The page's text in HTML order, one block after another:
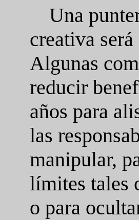
Una
creativa
Algunas
reducir
años para
las
manipular,
límites tales
o para